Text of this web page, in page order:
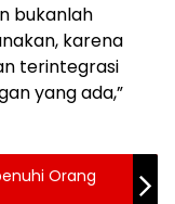
bukanlah
karena
terintegrasi
yang ada,”
Orang